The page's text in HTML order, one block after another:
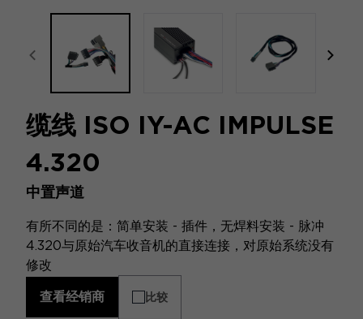
focal-naim-frontent::misc.prev_label
缆线 ISO IY-AC IMPULSE
4.320
中置声道
有所不同的是：简单安装 - 插件，无焊料安装 - 脉冲
4.320与原始汽车收音机的直接连接，对原始系统没有
修改
查看经销商 比较